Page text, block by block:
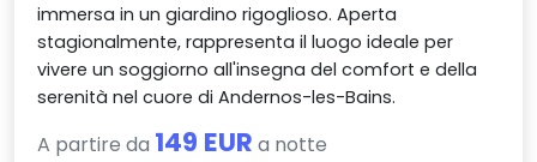
immersa in un giardino rigoglioso. Aperta
stagionalmente, rappresenta il luogo ideale per
vivere un soggiorno all'insegna del comfort e della
serenità nel cuore di Andernos-les-Bains.
A partire da 149 EUR a notte